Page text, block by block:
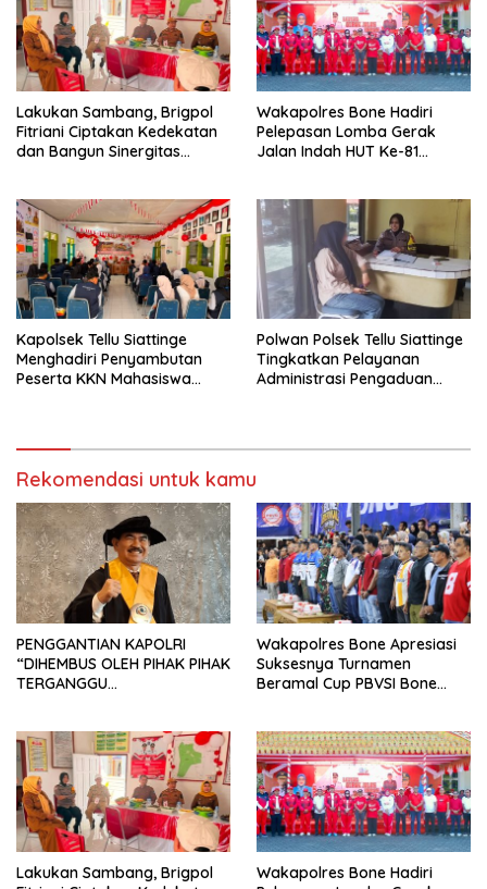
Lakukan Sambang, Brigpol
Fitriani Ciptakan Kedekatan
dan Bangun Sinergitas
Wakapolres Bone Hadiri
Pelepasan Lomba Gerak
Jalan Indah HUT Ke-81
Kapolsek Tellu Siattinge
Menghadiri Penyambutan
Peserta KKN Mahasiswa
Polwan Polsek Tellu Siattinge
Tingkatkan Pelayanan
Administrasi Pengaduan
Rekomendasi untuk kamu
PENGGANTIAN KAPOLRI
“DIHEMBUS OLEH PIHAK PIHAK
TERGANGGU
Wakapolres Bone Apresiasi
Suksesnya Turnamen
Beramal Cup PBVSI Bone
Lakukan Sambang, Brigpol
Wakapolres Bone Hadiri